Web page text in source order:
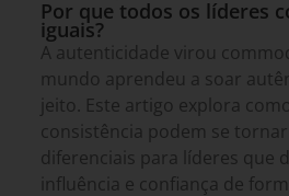
Por que todos os líderes
iguais?
A autenticidade virou
mundo aprendeu a soar
jeito. Este artigo explora
consistência podem se
diferenciais para líderes que
influência e confiança de